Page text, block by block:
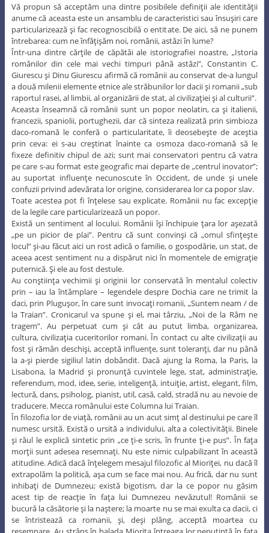
Vă propun să acceptăm una dintre posibilele definiţii ale identităţii
anume că aceasta este un ansamblu de caracteristici sau însuşiri care
particularizează şi fac recognoscibilă o entitate. De aici, să ne punem
întrebarea: cum ne înfăţişăm noi, românii, astăzi în lume?
Într-una dintre cărţile de căpătâi ale istoriografiei noastre, „Istoria
românilor din cele mai vechi timpuri până astăzi”, Constantin C.
Giurescu şi Dinu Giurescu afirmă că românii au conservat de-a lungul
a două milenii elemente etnice ale străbunilor lor dacii şi romanii „sub
raportul rasei, al limbii, al organizării de stat, al civilizaţiei şi al culturii”.
Aceasta înseamnă că românii sunt un popor neolatin, ca şi italienii,
francezii, spaniolii, portughezii, dar că sinteza realizată prin simbioza
daco-romană le conferă o particularitate, îi deosebeşte de aceştia
prin ceva: ei s-au creştinat înainte ca osmoza daco-romană să le
fixeze definitiv chipul de azi; sunt mai conservatori pentru că vatra
pe care s-au format este geografic mai departe de „centrul inovator”;
au suportat influenţe necunoscute în Occident, de unde şi unele
confuzii privind adevărata lor origine, considerarea lor ca popor slav.
Toate acestea pot fi înţelese sau explicate. Românii nu fac excepţie
de la legile care particularizează un popor.
Există un sentiment al locului. Românii îşi închipuie ţara lor aşezată
„pe un picior de plai”. Pentru că sunt convinşi că „omul sfinţeşte
locul” şi-au făcut aici un rost adică o familie, o gospodărie, un stat, de
aceea acest sentiment nu a dispărut nici în momentele de emigraţie
puternică. Şi ele au fost destule.
Au conştiinţa vechimii şi originii lor conservată în mentalul colectiv
prin – iau la întâmplare – legendele despre Dochia care ne trimit la
daci, prin Pluguşor, în care sunt invocaţi romanii, „Suntem neam / de
la Traian”. Cronicarul va spune şi el, mai târziu, „Noi de la Râm ne
tragem”. Au perpetuat cum şi cât au putut limba, organizarea,
cultura, civilizaţia cuceritorilor romani. În contact cu alte civilizaţii au
fost şi rămân deschişi, acceptă influenţe, sunt toleranţi, dar nu până
la a-şi pierde sigiliul latin dobândit. Dacă ajung la Roma, la Paris, la
Lisabona, la Madrid şi pronunţă cuvintele lege, stat, administraţie,
referendum, mod, idee, serie, inteligenţă, intuiţie, artist, elegant, film,
lectură, dans, psiholog, pianist, util, casă, cald, stradă nu au nevoie de
traducere. Mecca românului este Columna lui Traian.
În filozofia lor de viaţă, românii au un acut simţ al destinului pe care îl
numesc ursită. Există o ursită a individului, alta a colectivităţii. Binele
şi răul le explică sintetic prin „ce ţi-e scris, în frunte ţi-e pus”. În faţa
morţii sunt adesea resemnaţi. Nu este nimic culpabilizant în această
atitudine. Adică dacă înţelegem mesajul filozofic al Mioriţei, nu dacă îl
extrapolăm la politică, aşa cum se face mai nou. Au frică, dar nu sunt
inhibaţi de Dumnezeu; există bigotism, dar la ce popor nu găsim
acest tip de reacţie în faţa lui Dumnezeu nevăzutul! Românii se
bucură la căsătorie şi la naştere; la moarte nu se mai exulta ca dacii, ci
se întristează ca romanii, şi, deşi plâng, acceptă moartea cu